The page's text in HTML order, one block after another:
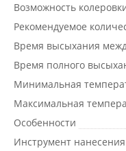
Возможность
Рекомендуемое
Время высыхания
Время полного
Минимальная
Максимальная
Особенности
Инструмент нанесения